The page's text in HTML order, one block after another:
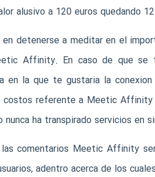
alusivo a 120 euros quedando
detenerse a meditar en el
Affinity. En caso de que
en la que te gustaria la
referente a Meetic Affinity
ha transpirado servicios en
comentarios Meetic Affinity
adentro acerca de los